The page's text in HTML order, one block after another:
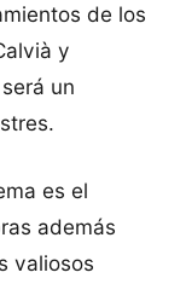
de los
y
un
es el
además
valiosos